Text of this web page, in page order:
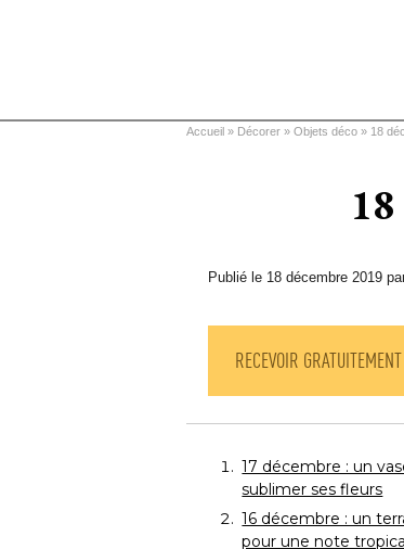
Vous êtes ici
Accueil » Décorer » Objets déco » 18
Publié le 18 décembre 2019
RECEVOIR
17 décembre : un
sublimer ses fleurs
16 décembre : un
pour une note